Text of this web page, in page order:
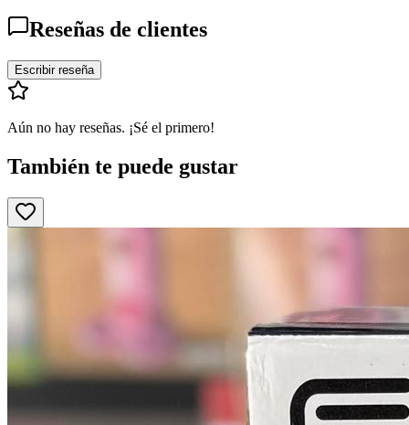
Reseñas de clientes
Escribir reseña
Aún no hay reseñas. ¡Sé el primero!
También te puede gustar